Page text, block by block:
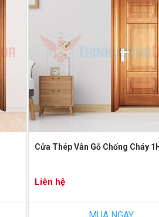
Cửa Thép Vân Gỗ Chống Cháy
Liên hệ